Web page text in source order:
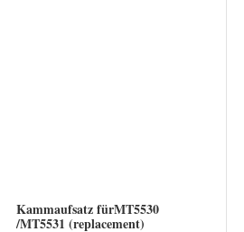
Kammaufsatz fürMT5530
/MT5531 (replacement)